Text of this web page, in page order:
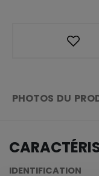
PHOTOS DU
IDENTIFICATION